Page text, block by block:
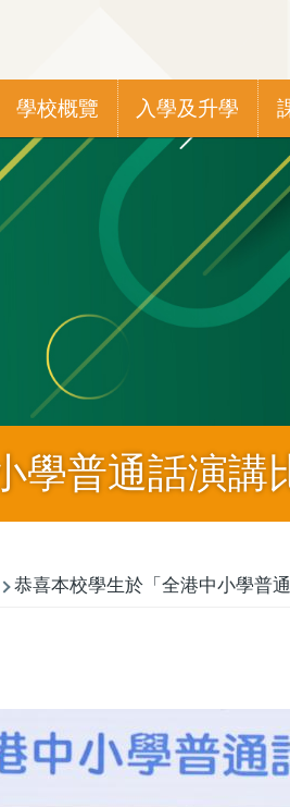
Main
學校概覽 入學及升學
學普通話演講
恭喜本校學生於「全港中小學普